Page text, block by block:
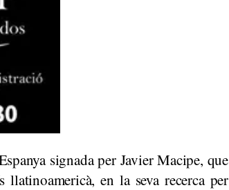
signada per Javier Macipe, que
en la seva recerca per